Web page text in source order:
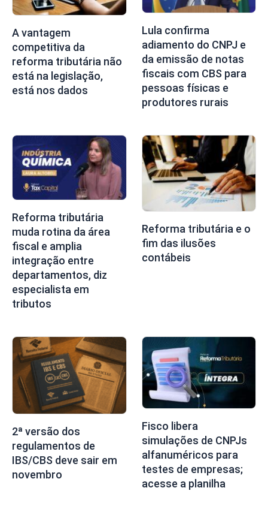
A vantagem
competitiva da
reforma tributária não
está na legislação,
está nos dados
Lula confirma
adiamento do CNPJ e
da emissão de notas
fiscais com CBS para
pessoas físicas e
produtores rurais
Reforma tributária
muda rotina da área
fiscal e amplia
integração entre
departamentos, diz
especialista em
tributos
Reforma tributária e o
fim das ilusões
contábeis
2ª versão dos
regulamentos de
IBS/CBS deve sair em
novembro
Fisco libera
simulações de CNPJs
alfanuméricos para
testes de empresas;
acesse a planilha